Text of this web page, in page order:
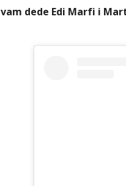
vam dede Edi Marfi i